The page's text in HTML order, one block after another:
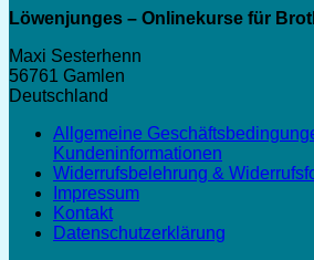
Löwenjunges – Onlinekurse für
Maxi Sesterhenn
56761 Gamlen
Deutschland
Allgemeine
Kundeninformationen
Widerrufsbelehrung &
Impressum
Kontakt
Datenschutzerklärung